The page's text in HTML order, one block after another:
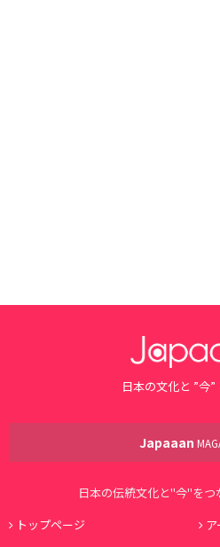
日本の文化と ”今”
Japaaan
日本の伝統文化と"今"をつ
トップページ
ア